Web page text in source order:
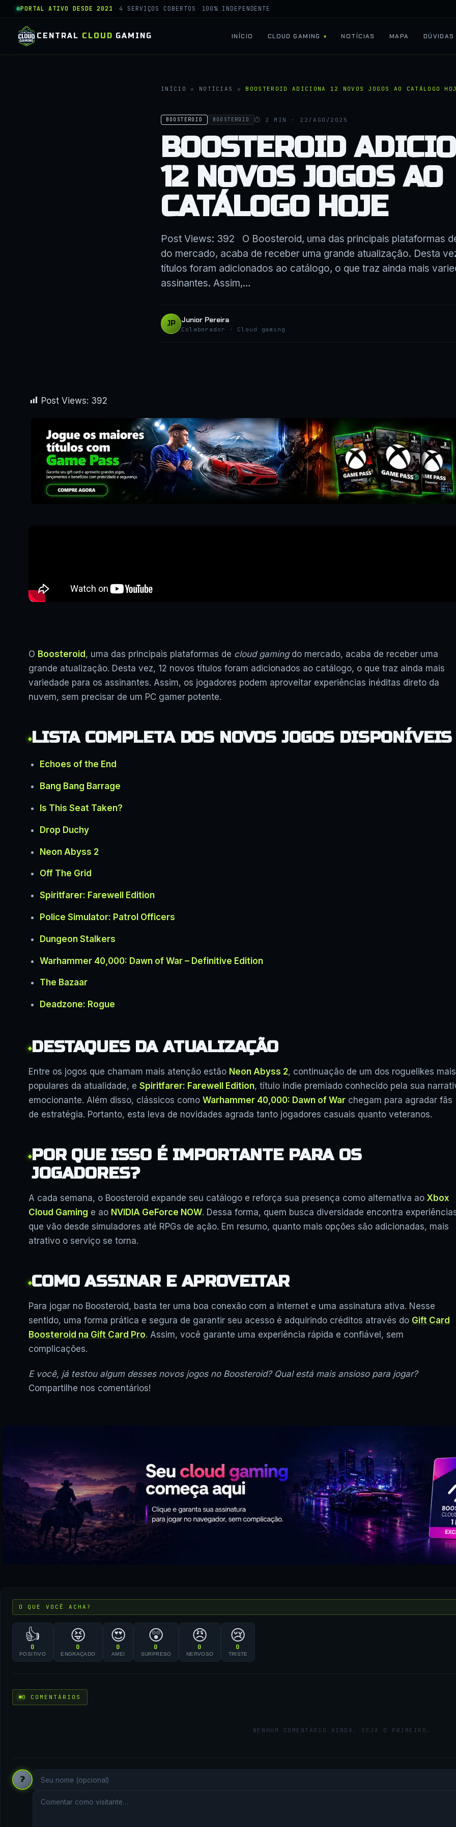
PORTAL ATIVO DESDE 2021 · 4 SERVIÇOS COBERTOS · 100% INDEPENDENTE
CENTRAL CLOUD GAMING INÍCIO CLOUD GAMING NOTÍCIAS MAPA DÚVIDAS
INÍCIO » NOTÍCIAS » BOOSTEROID ADICIONA 12 NOVOS JOGOS AO CATÁLOGO
BOOSTEROID BOOSTEROID ⏱ 2 MIN · 22/AGO/2025
BOOSTEROID
12 NOVOS JOGOS AO
CATÁLOGO HOJE
Post Views: 392 O Boosteroid, uma das principais plataformas
do mercado, acaba de receber uma grande atualização. Desta
títulos foram adicionados ao catálogo, o que traz ainda mais
assinantes. Assim,…
JP Junior Pereira
Colaborador · Cloud gaming
Post Views: 392
O Boosteroid , uma das principais plataformas de cloud gamingdo mercado, acaba de receber uma
grande atualização. Desta vez, 12 novos títulos foram adicionados ao catálogo, o que traz ainda mais
variedade para os assinantes. Assim, os jogadores podem aproveitar experiências inéditas direto da
nuvem, sem precisar de um PC gamer potente.
LISTA COMPLETA DOS NOVOS JOGOS DISPONÍVEIS
Echoes of the End
Bang Bang Barrage
Is This Seat Taken?
Drop Duchy
Neon Abyss 2
Off The Grid
Spiritfarer: Farewell Edition
Police Simulator: Patrol Officers
Dungeon Stalkers
Warhammer 40,000: Dawn of War – Definitive Edition
The Bazaar
Deadzone: Rogue
DESTAQUES DA ATUALIZAÇÃO
Entre os jogos que chamam mais atenção estão Neon Abyss 2, continuação de um dos roguelikes mais
populares da atualidade, e Spiritfarer: Farewell Edition, título indie premiado conhecido pela sua
emocionante. Além disso, clássicos como Warhammer 40,000: Dawn of War chegam para agradar fãs
de estratégia. Portanto, esta leva de novidades agrada tanto jogadores casuais quanto veteranos.
POR QUE ISSO É IMPORTANTE PARA OS
JOGADORES?
A cada semana, o Boosteroid expande seu catálogo e reforça sua presença como alternativa ao Xbox
Cloud Gaming e ao NVIDIA GeForce NOW. Dessa forma, quem busca diversidade encontra
que vão desde simuladores até RPGs de ação. Em resumo, quanto mais opções são adicionadas, mais
atrativo o serviço se torna.
COMO ASSINAR E APROVEITAR
Para jogar no Boosteroid, basta ter uma boa conexão com a internet e uma assinatura ativa. Nesse
sentido, uma forma prática e segura de garantir seu acesso é adquirindo créditos através do Gift Card
Boosteroid na Gift Card Pro. Assim, você garante uma experiência rápida e confiável, sem
complicações.
E você, já testou algum desses novos jogos no Boosteroid? Qual está mais ansioso para jogar?
Compartilhe nos comentários!
O QUE VOCÊ ACHA?
👍
0
POSITIVO
😝
0
ENGRAÇADO
😍
0
AMEI
😲
0
SURPRESO
😠
0
NERVOSO
😢
0
TRISTE
0 COMENTÁRIOS
NENHUM COMENTÁRIO AINDA. SEJA O PRIMEIRO.
?